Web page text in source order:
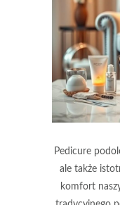
Pedicure
ale także
komfort